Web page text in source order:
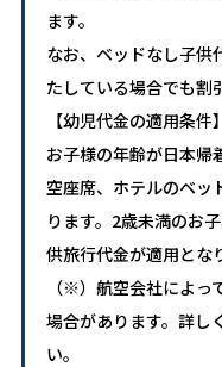
ます。
なお、ベッドなし子供
たしている場合でも割
【幼児代金の適用条件】
お子様の年齢が日本
空座席、ホテルのベッ
ります。2歳未満のお
供旅行代金が適用とな
（※）航空会社によっ
場合があります。詳し
い。